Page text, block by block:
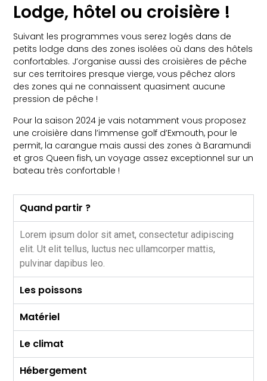
Lodge, hôtel ou croisière !
Suivant les programmes vous serez logés dans de
petits lodge dans des zones isolées où dans des hôtels
confortables. J’organise aussi des croisières de pêche
sur ces territoires presque vierge, vous pêchez alors
des zones qui ne connaissent quasiment aucune
pression de pêche !
Pour la saison 2024 je vais notamment vous proposez
une croisière dans l’immense golf d’Exmouth, pour le
permit, la carangue mais aussi des zones à Baramundi
et gros Queen fish, un voyage assez exceptionnel sur un
bateau très confortable !
Quand partir ?
Lorem ipsum dolor sit amet, consectetur adipiscing
elit. Ut elit tellus, luctus nec ullamcorper mattis,
pulvinar dapibus leo.
Les poissons
Matériel
Le climat
Hébergement